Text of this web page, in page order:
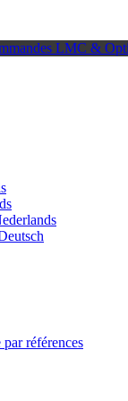
LMC &
références